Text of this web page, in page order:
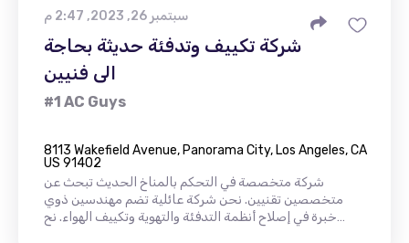
سبتمبر 26, 2023, 2:47 م
شركة تكييف وتدفئة حديثة بحاجة
الى فنيين
#1 AC Guys
8113 Wakefield Avenue, Panorama City, Los Angeles, CA
US 91402
شركة متخصصة في التحكم بالمناخ الحديث تبحث عن
متخصصين تقنيين. نحن شركة عائلية تضم مهندسين ذوي
خبرة في إصلاح أنظمة التدفئة والتهوية وتكييف الهواء. نح…